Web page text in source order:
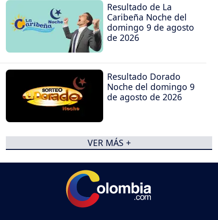
Resultado de La
Caribeña Noche del
domingo 9 de agosto
de 2026
Resultado Dorado
Noche del domingo 9
de agosto de 2026
VER MÁS +